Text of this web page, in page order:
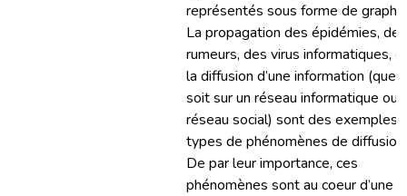
représentés sous forme de
La propagation des épidémies, des
rumeurs, des virus informatiques,
la diffusion d’une information (que
soit sur un réseau informatique ou
réseau social) sont des exemples
types de phénomènes de diffusion.
De par leur importance, ces
phénomènes sont au coeur d’une